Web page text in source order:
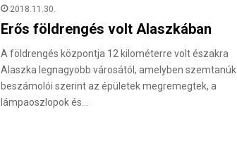
2018.11.30.
Erős földrengés volt Alaszkában
A földrengés központja 12 kilométerre volt északra
Alaszka legnagyobb városától, amelyben szemtanúk
beszámolói szerint az épületek megremegtek, a
lámpaoszlopok és…